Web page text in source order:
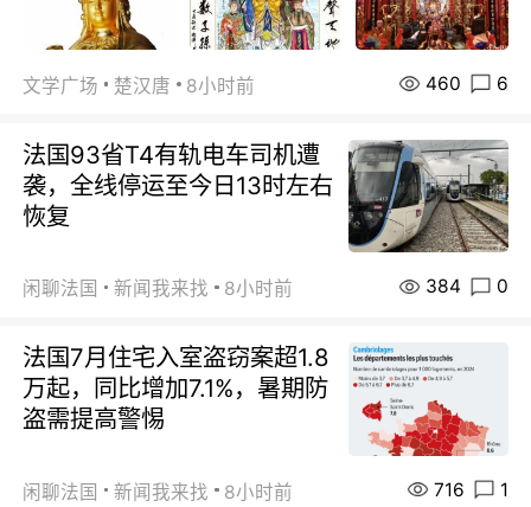
文学广场 楚汉唐 8小时前 460 6
法国93省T4有轨电车司机遭
袭，全线停运至今日13时左右
恢复
闲聊法国 新闻我来找 8小时前 384 0
法国7月住宅入室盗窃案超1.8
万起，同比增加7.1%，暑期防
盗需提高警惕
闲聊法国 新闻我来找 8小时前 716 1